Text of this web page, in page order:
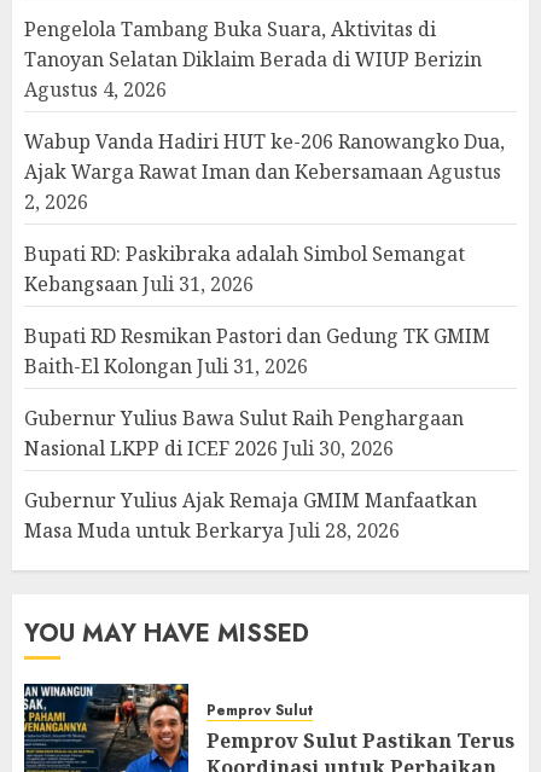
Pengelola Tambang Buka Suara, Aktivitas di
Tanoyan Selatan Diklaim Berada di WIUP Berizin
Agustus 4, 2026
Wabup Vanda Hadiri HUT ke-206 Ranowangko Dua,
Ajak Warga Rawat Iman dan KebersamaanAgustus
2, 2026
Bupati RD: Paskibraka adalah Simbol Semangat
KebangsaanJuli 31, 2026
Bupati RD Resmikan Pastori dan Gedung TK GMIM
Baith-El KolonganJuli 31, 2026
Gubernur Yulius Bawa Sulut Raih Penghargaan
Nasional LKPP di ICEF 2026 Juli 30, 2026
Gubernur Yulius Ajak Remaja GMIM Manfaatkan
Masa Muda untuk BerkaryaJuli 28, 2026
YOU MAY HAVE MISSED
Pemprov Sulut
Pemprov Sulut Pastikan Terus